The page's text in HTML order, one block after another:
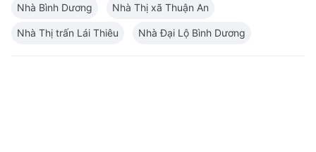
Nhà Bình Dương
Nhà Thị xã Thuận An
Nhà Thị trấn Lái Thiêu Nhà Đại Lộ Bình Dương